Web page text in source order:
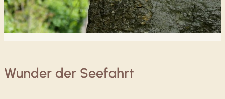
Wunder der Seefahrt